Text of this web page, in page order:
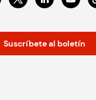
Suscríbete al boletín